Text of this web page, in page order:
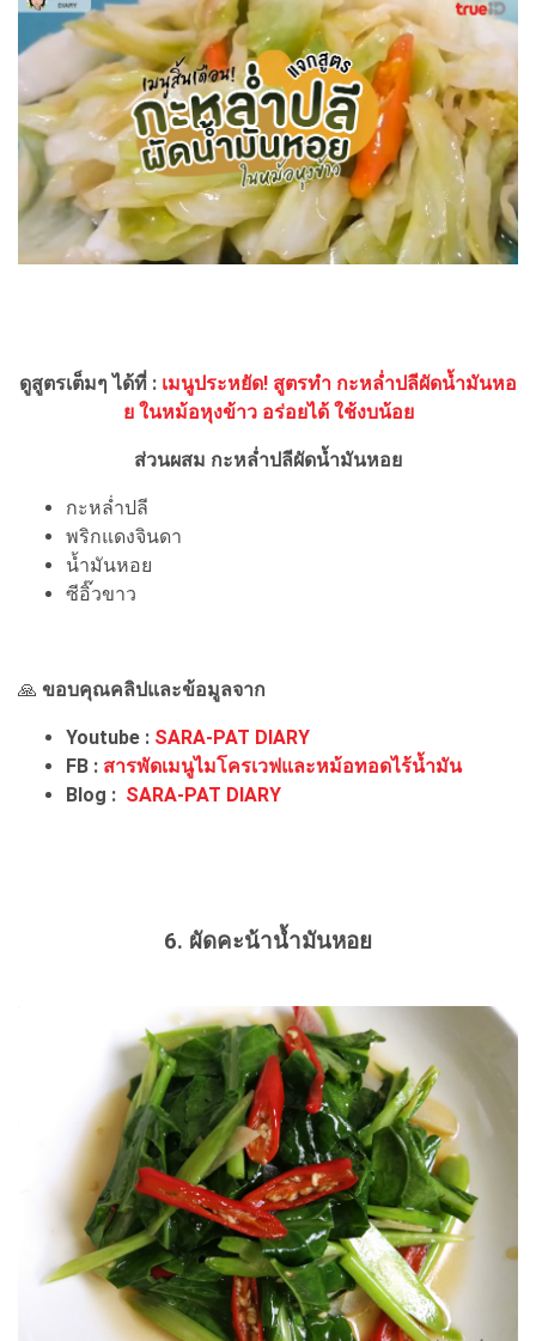
ดูสูตรเต็มๆ ได้ที่ : เมนูประหยัด! สูตรทำ กะหล่ำปลีผัดน้ำมันหอ
ย ในหม้อหุงข้าว อร่อยได้ ใช้งบน้อย
ส่วนผสม กะหล่ำปลีผัดน้ำมันหอย
กะหล่ำปลี
พริกแดงจินดา
น้ำมันหอย
ซีอิ๊วขาว
🙏 ขอบคุณคลิปและข้อมูลจาก
Youtube : SARA-PAT DIARY
FB : สารพัดเมนูไมโครเวฟและหม้อทอดไร้น้ำมัน
Blog : SARA-PAT DIARY
6. ผัดคะน้าน้ำมันหอย